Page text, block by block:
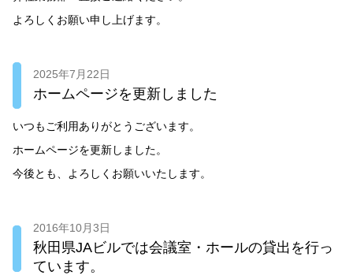
よろしくお願い申し上げます。
2025年7月22日
ホームページを更新しました
いつもご利用ありがとうございます。
ホームページを更新しました。
今後とも、よろしくお願いいたします。
2016年10月3日
秋田県JAビルでは会議室・ホールの貸出を行っ
ています。